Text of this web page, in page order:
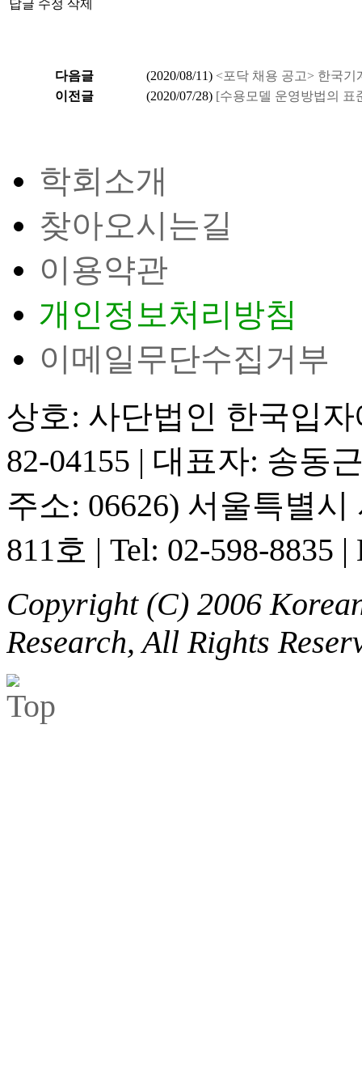
답글 수정 삭제
다음글 (2020/08/11) <포닥 채용 공고> 한국
이전글
(2020/07/28) [수용모델 운영방법의 표
학회소개
찾아오시는길
이용약관
개인정보처리방침
이메일무단수집거부
상호: 사단법인 한국입
82-04155 | 대표자: 송동
주소: 06626) 서울특별
811호 | Tel: 02-598-8835 |
Copyright (C) 2006
Research, All Rights